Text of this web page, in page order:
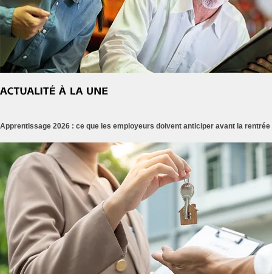
Apprentissage 2026 : ce que les employeurs doivent anticiper avant la rentrée